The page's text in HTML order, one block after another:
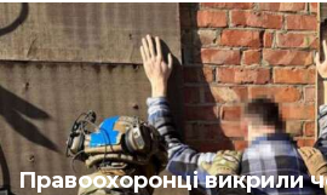
Правоохоронці викрили